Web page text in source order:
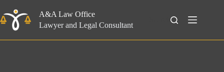
to
content
A&A Law Office
Lawyer and Legal Consultant
Search